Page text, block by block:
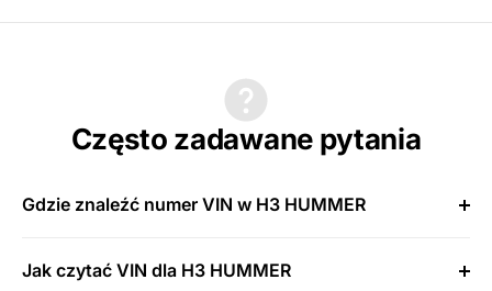
Często zadawane pytania
Gdzie znaleźć numer VIN w H3 HUMMER
Jak czytać VIN dla H3 HUMMER